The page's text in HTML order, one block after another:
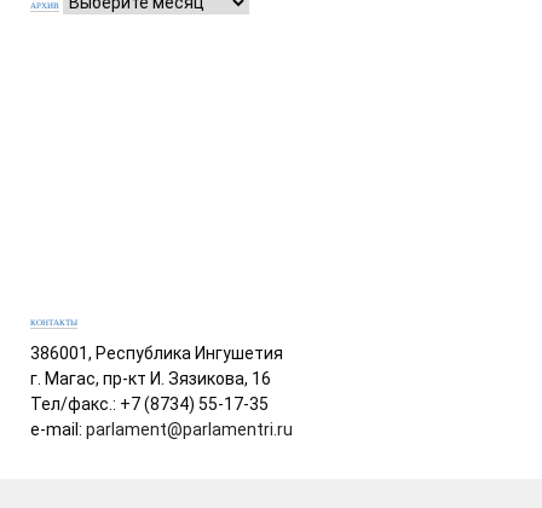
АРХИВ
КОНТАКТЫ
386001, Республика Ингушетия
г. Магас, пр-кт И. Зязикова, 16
Тел/факс.: +7 (8734) 55-17-35
e-mail: parlament@parlamentri.ru